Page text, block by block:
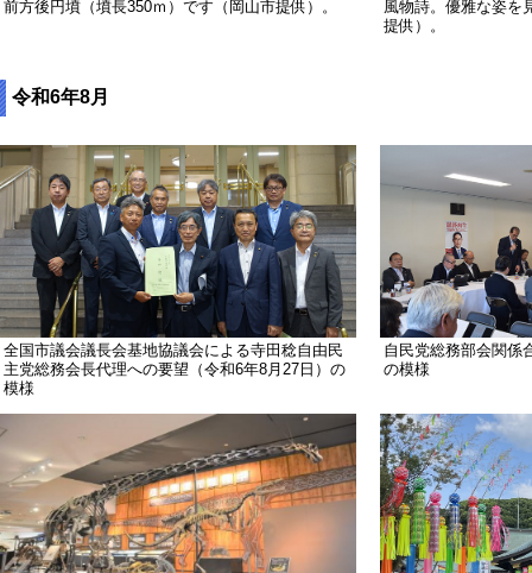
前方後円墳（墳長350ｍ）です（岡山市提供）。
風物詩。優雅な姿を
提供）。
令和6年8月
全国市議会議長会基地協議会による寺田稔自由民
主党総務会長代理への要望（令和6年8月27日）の
模様
自民党総務部会関係
の模様